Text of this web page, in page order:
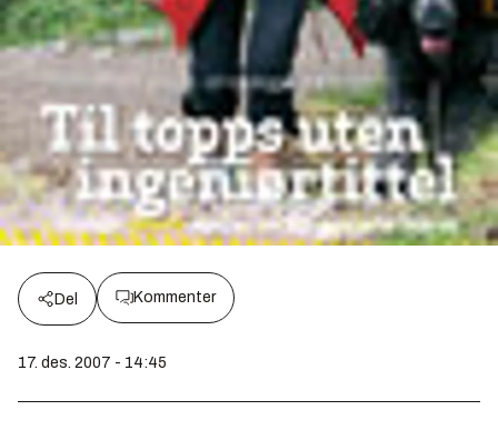
Del Kommenter
17. des. 2007 - 14:45